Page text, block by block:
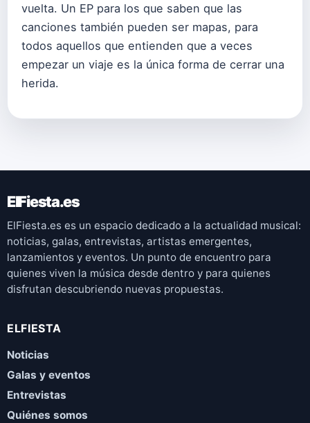
vuelta. Un EP para los que saben que las
canciones también pueden ser mapas, para
todos aquellos que entienden que a veces
empezar un viaje es la única forma de cerrar una
herida.
ElFiesta.es
ElFiesta.es es un espacio dedicado a la actualidad musical:
noticias, galas, entrevistas, artistas emergentes,
lanzamientos y eventos. Un punto de encuentro para
quienes viven la música desde dentro y para quienes
disfrutan descubriendo nuevas propuestas.
ELFIESTA
Noticias
Galas y eventos
Entrevistas
Quiénes somos